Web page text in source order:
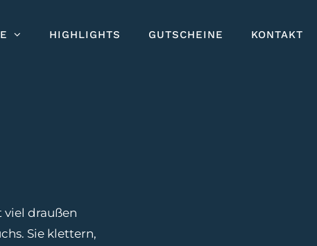
HIGHLIGHTS GUTSCHEINE KONTAKT
draußen
Sie klettern,